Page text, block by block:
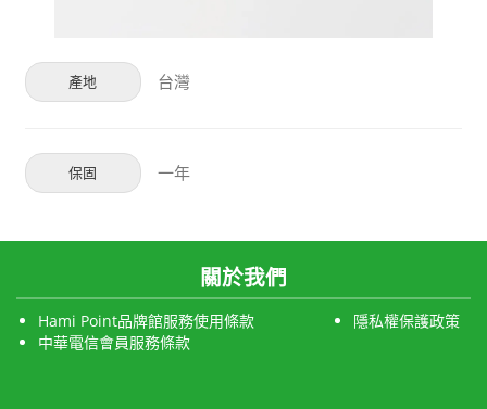
產地 台灣
保固 一年
關於我們
Hami Point品牌館服務使用條款
隱私權保護政策
中華電信會員服務條款